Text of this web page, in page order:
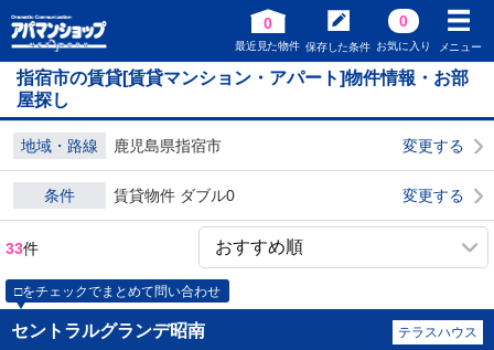
0
最近見た物件 保存した条件
0
お気に入り メニュー
指宿市の賃貸[賃貸マンション・アパート]物件情報・お部
屋探し
地域・路線 鹿児島県指宿市 変更する
条件 賃貸物件 ダブル0 変更する
33件
□をチェックでまとめて問い合わせ
セントラルグランデ昭南 テラスハウス